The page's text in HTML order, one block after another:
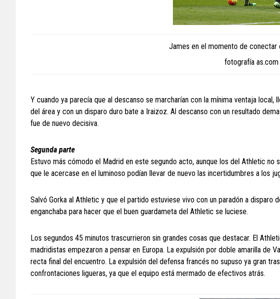
James en el momento de conectar
fotografía as.com
Y cuando ya parecía que al descanso se marcharían con la mínima ventaja
del área y con un disparo duro bate a Iraizoz. Al descanso con un resultado
fue de nuevo decisiva.
Segunda parte
Estuvo más cómodo el Madrid en este segundo acto, aunque los del Athletic
que le acercase en el luminoso podían llevar de nuevo las incertidumbres a los
Salvó Gorka al Athletic y que el partido estuviese vivo con un paradón a disparo
enganchaba para hacer que el buen guardameta del Athletic se luciese.
Los segundos 45 minutos trascurrieron sin grandes cosas que destacar. El
madridistas empezaron a pensar en Europa. La expulsión por doble amarilla de
recta final del encuentro. La expulsión del defensa francés no supuso ya gran
confrontaciones ligueras, ya que el equipo está mermado de efectivos atrás.